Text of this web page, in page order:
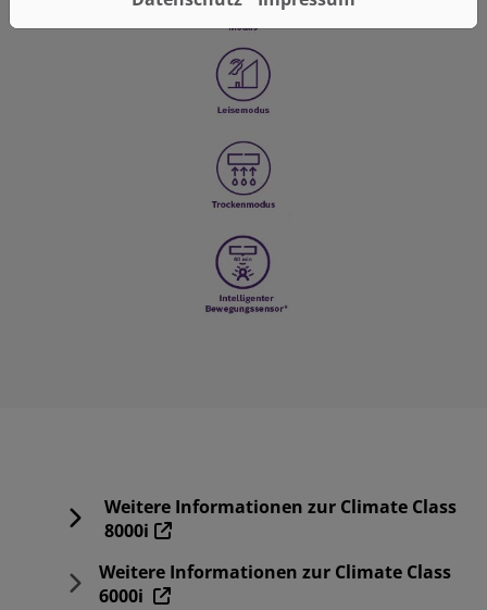
Weitere Informationen zur Climate Class
8000i
Weitere Informationen zur Climate Class
6000i